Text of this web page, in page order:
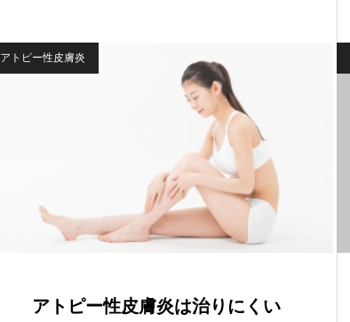
アトピー性皮膚炎
アトピー性皮膚炎は治りにくい